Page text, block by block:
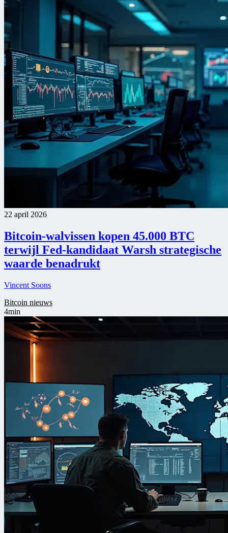
22 april 2026
Bitcoin-walvissen kopen 45.000 BTC
terwijl Fed-kandidaat Warsh strategische
waarde benadrukt
Vincent Soons
Bitcoin nieuws
4min